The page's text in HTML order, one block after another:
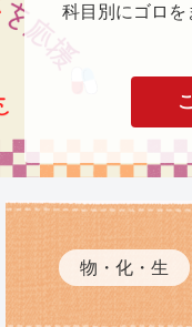
科目別にゴロを
物・化・生